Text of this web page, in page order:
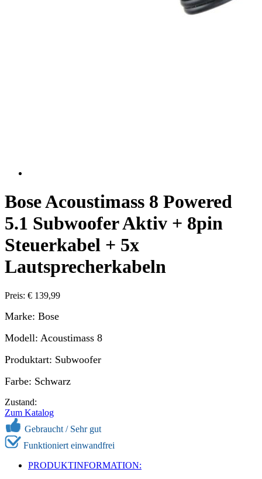
Bose Acoustimass 8 Powered
5.1 Subwoofer Aktiv + 8pin
Steuerkabel + 5x
Lautsprecherkabeln
Preis: € 139,99
Marke: Bose
Modell: Acoustimass 8
Produktart: Subwoofer
Farbe: Schwarz
Zustand:
Zum Katalog
Gebraucht / Sehr gut
Funktioniert einwandfrei
PRODUKTINFORMATION: